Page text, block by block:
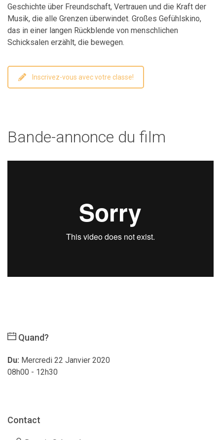
Geschichte über Freundschaft, Vertrauen und die Kraft der
Musik, die alle Grenzen überwindet. Großes Gefühlskino,
das in einer langen Rückblende von menschlichen
Schicksalen erzählt, die bewegen.
Inscrivez-vous avec votre classe!
Bande-annonce du film
Quand?
Du: Mercredi 22 Janvier 2020
08h00 - 12h30
Contact